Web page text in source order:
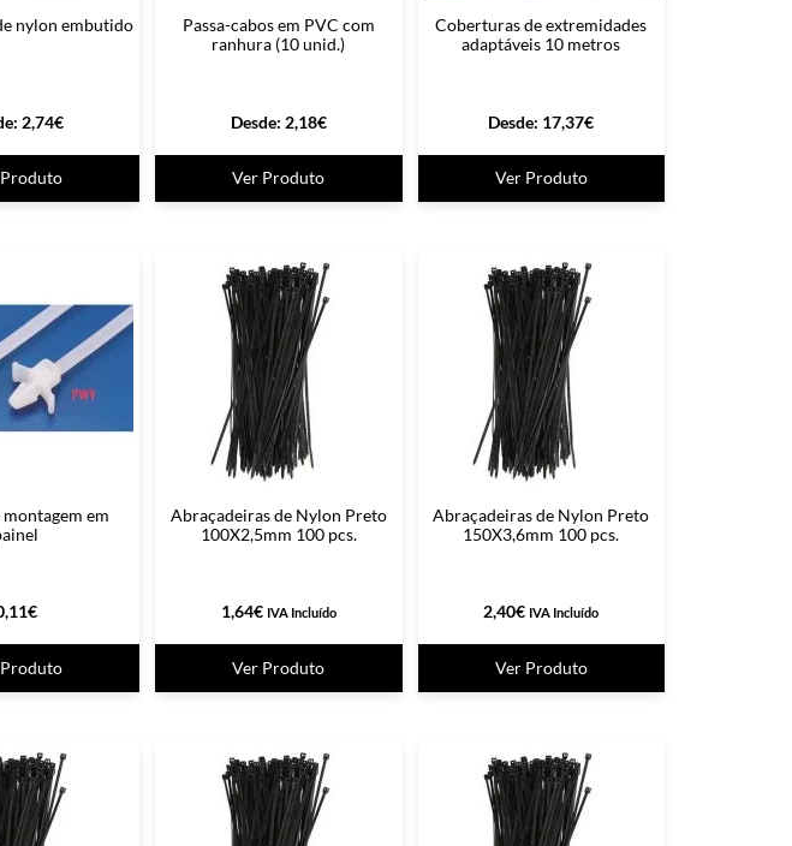
nylon embutido
2,74€
Passa-cabos em PVC com
ranhura (10 unid.)
Desde: 2,18€
Ver Produto
Coberturas de extremidades
adaptáveis 10 metros
Desde: 17,37€
Ver Produto
montagem em
€
Abraçadeiras de Nylon Preto
100X2,5mm 100 pcs.
1,64€ IVA Incluído
Ver Produto
Abraçadeiras de Nylon Preto
150X3,6mm 100 pcs.
2,40€ IVA Incluído
Ver Produto